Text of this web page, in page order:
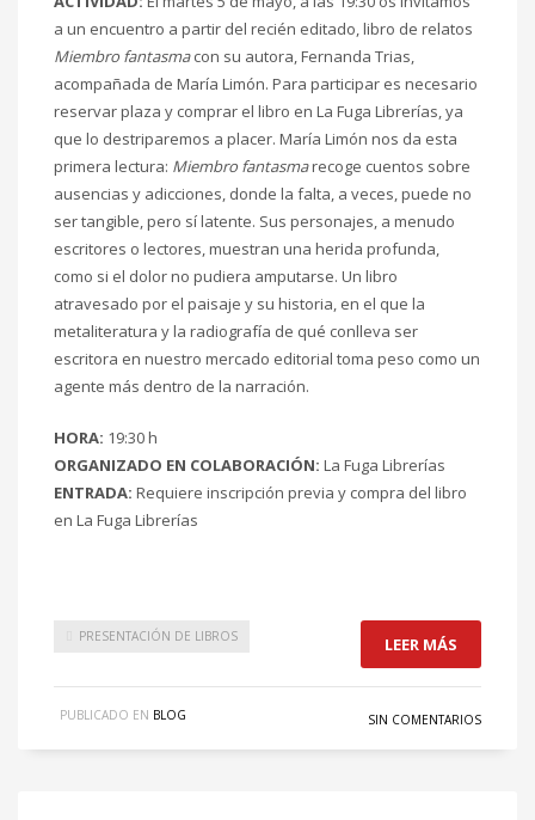
a un encuentro a partir del recién editado, libro de relatos
Miembro fantasmacon su autora, Fernanda Trias,
acompañada de María Limón. Para participar es necesario
reservar plaza y comprar el libro en La Fuga Librerías, ya
que lo destriparemos a placer. María Limón nos da esta
primera lectura: Miembro fantasmarecoge cuentos sobre
ausencias y adicciones, donde la falta, a veces, puede no
ser tangible, pero sí latente. Sus personajes, a menudo
escritores o lectores, muestran una herida profunda,
como si el dolor no pudiera amputarse. Un libro
atravesado por el paisaje y su historia, en el que la
metaliteratura y la radiografía de qué conlleva ser
escritora en nuestro mercado editorial toma peso como un
agente más dentro de la narración.
HORA: 19:30 h
ORGANIZADO EN COLABORACIÓN: La Fuga Librerías
ENTRADA: Requiere inscripción previa y compra del libro
en La Fuga Librerías
PRESENTACIÓN DE LIBROS LEER MÁS
PUBLICADO EN BLOG SIN COMENTARIOS